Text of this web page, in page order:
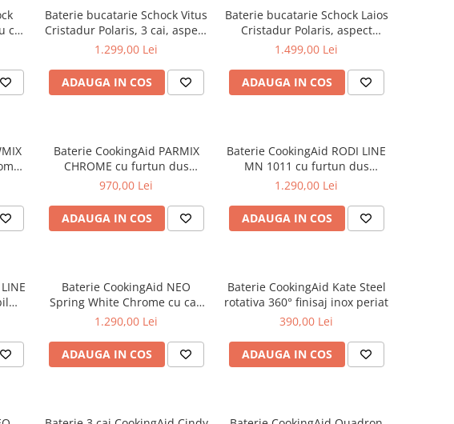
cap
Baterie bucatarie Schock Vitus
Cristadur Polaris, 3 cai, aspect
granit, cartus ceramic, alb
1.299,00 Lei
ADAUGA IN COS
Baterie bucatarie Schock Laios
Cristadur Polaris, aspect
granit, cartus ceramic, alb
1.499,00 Lei
ADAUGA IN COS
/
Baterie CookingAid PARMIX
CHROME cu furtun dus
retractabil / extractibil si
970,00 Lei
ADAUGA IN COS
Baterie CookingAid RODI LINE
MN 1011 cu furtun dus
retractabil / extractibil si
1.290,00 Lei
ADAUGA IN COS
Baterie CookingAid NEO
Spring White Chrome cu cap
flexibil detasabil + buton
finisaj Cromat/Alb
1.290,00 Lei
ADAUGA IN COS
Baterie CookingAid Kate Steel
rotativa 360° finisaj inox periat
390,00 Lei
ADAUGA IN COS